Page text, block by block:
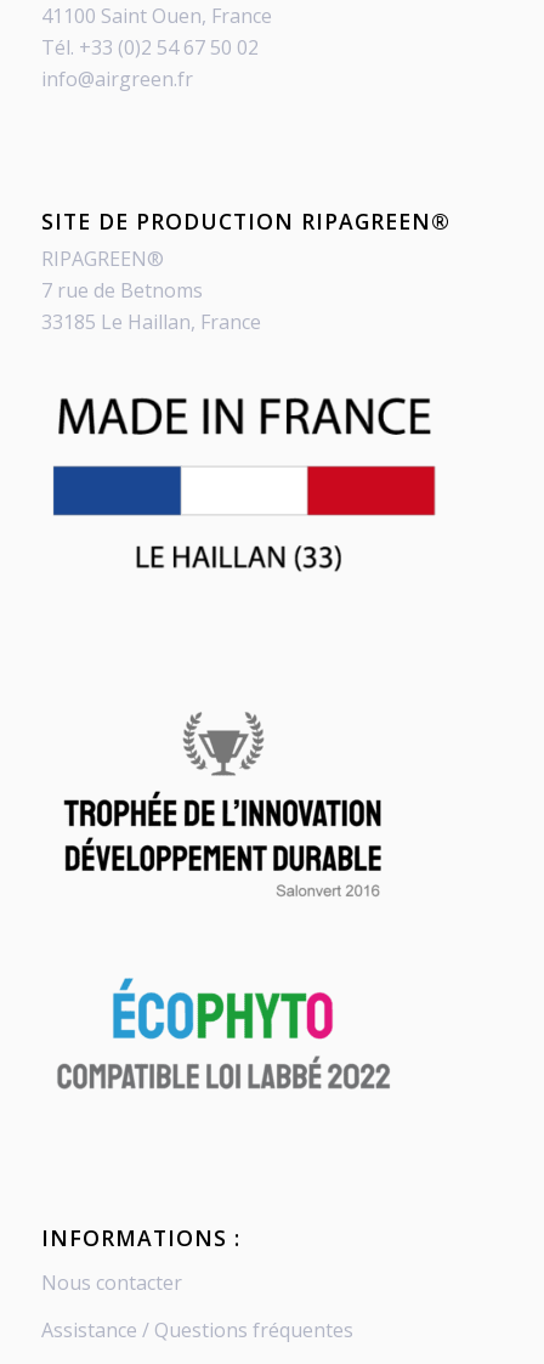
41100 Saint Ouen, France
Tél. +33 (0)2 54 67 50 02
info@airgreen.fr
SITE DE PRODUCTION RIPAGREEN®
RIPAGREEN®
7 rue de Betnoms
33185 Le Haillan, France
INFORMATIONS :
Nous contacter
Assistance / Questions fréquentes